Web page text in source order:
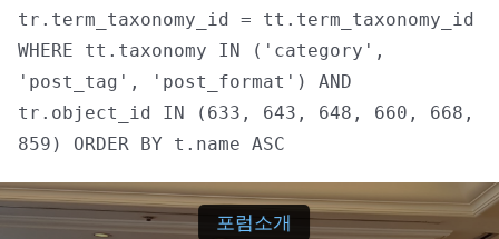
회원 가입
tr.term_taxonomy_id = tt.term_taxonomy_id
WHERE tt.taxonomy IN ('category',
'post_tag', 'post_format') AND
tr.object_id IN (633, 643, 648, 660, 668,
859) ORDER BY t.name ASC
포럼소개